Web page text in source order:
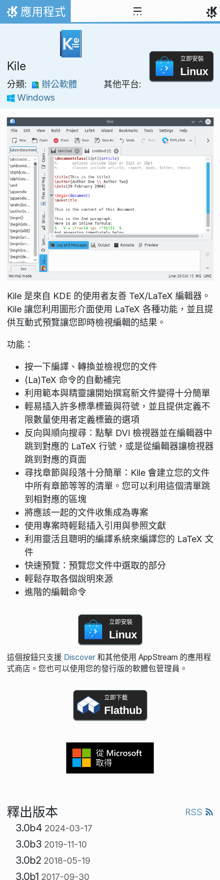
跳到內容
首頁
應用程式
Kile
分類: 辦公軟體
其他平台:
Windows
立即安裝
Linux
Kile 是來自 KDE 的使用者友善 TeX/LaTeX 編輯器。
Kile 讓您利用圖形介面使用 LaTeX 各種功能，並且提
供互動式預覽讓您即時檢視編輯的結果。
功能：
按一下編譯、轉換並檢視您的文件
(La)TeX 命令的自動補完
利用範本與精靈讓開始撰寫新文件變得十分簡單
輕易插入許多標準標籤與符號，並且提供定義不
限數量使用者定義標籤的選項
反向與順向搜尋：點擊 DVI 檢視器並在編輯器中
跳到對應的 LaTeX 行號，或是從編輯器讓檢視器
跳到對應的頁面
尋找章節與段落十分簡單：Kile 會建立您的文件
中所有章節等等的清單。您可以利用這個清單跳
到相對應的區塊
將應該一起的文件收集成為專案
使用專案時輕鬆插入引用與參照文獻
利用靈活且聰明的編譯系統來編譯您的 LaTeX 文
件
快速預覽：預覽您文件中選取的部分
輕鬆存取各個說明來源
進階的編輯命令
立即安裝
Linux
這個按鈕只支援 Discover和其他使用 AppStream 的應用程
式商店。您也可以使用您的發行版的軟體包管理員。
立即下載
Flathub
釋出版本 RSS
3.0b4 2024-03-17
3.0b3 2019-11-10
3.0b2 2018-05-19
3.0b1 2017-09-30